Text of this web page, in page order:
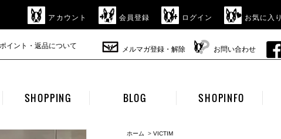
アカウント 会員登録 ログイン お気に入り
イント・返品について メルマガ登録・解除 お問い合わせ
SHOPPING BLOG SHOPINFO
ホーム > VICTIM